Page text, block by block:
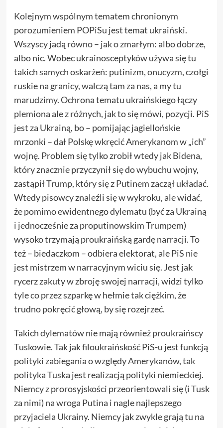
Kolejnym wspólnym tematem chronionym
porozumieniem POPiSu jest temat ukraiński.
Wszyscy jadą równo – jak o zmarłym: albo dobrze,
albo nic. Wobec ukrainosceptyków używa się tu
takich samych oskarżeń: putinizm, onucyzm, czołgi
ruskie na granicy, walczą tam za nas, a my tu
marudzimy. Ochrona tematu ukraińskiego łączy
plemiona ale z różnych, jak to się mówi, pozycji. PiS
jest za Ukrainą, bo – pomijając jagiellońskie
mrzonki – dał Polskę wkręcić Amerykanom w „ich”
wojnę. Problem się tylko zrobił wtedy jak Bidena,
który znacznie przyczynił się do wybuchu wojny,
zastąpił Trump, który się z Putinem zaczął układać.
Wtedy pisowcy znaleźli się w wykroku, ale widać,
że pomimo ewidentnego dylematu (być za Ukrainą
i jednocześnie za proputinowskim Trumpem)
wysoko trzymają proukraińską gardę narracji. To
też – biedaczkom – odbiera elektorat, ale PiS nie
jest mistrzem w narracyjnym wiciu się. Jest jak
rycerz zakuty w zbroję swojej narracji, widzi tylko
tyle co przez szparkę w hełmie tak ciężkim, że
trudno pokręcić głową, by się rozejrzeć.
Takich dylematów nie mają również proukraińscy
Tuskowie. Tak jak filoukraińskość PiS-u jest funkcją
polityki zabiegania o względy Amerykanów, tak
polityka Tuska jest realizacją polityki niemieckiej.
Niemcy z prorosyjskości przeorientowali się (i Tusk
za nimi) na wroga Putina i nagle najlepszego
przyjaciela Ukrainy. Niemcy jak zwykle grają tu na